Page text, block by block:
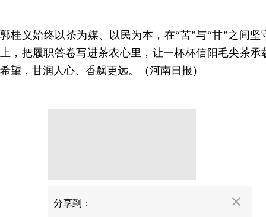
郭桂义始终以茶为媒、以民为本，在“苦”与“甘”之间
上，把履职答卷写进茶农心里，让一杯杯信阳毛尖茶
希望，甘润人心、香飘更远。（河南日报）
分享到：